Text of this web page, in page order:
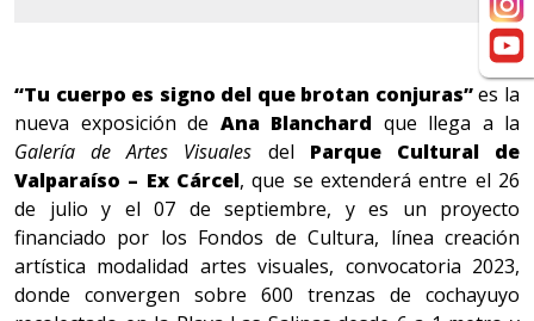
“Tu cuerpo es signo del que brotan conjuras”es la
nueva exposición de Ana Blanchard que llega a la
Galería de Artes Visuales del Parque Cultural de
Valparaíso – Ex Cárcel, que se extenderá entre el 26
de julio y el 07 de septiembre, y es un proyecto
financiado por los Fondos de Cultura, línea creación
artística modalidad artes visuales, convocatoria 2023,
donde convergen sobre 600 trenzas de cochayuyo